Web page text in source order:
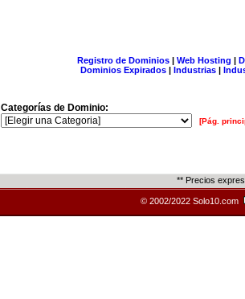
Registro de Dominios| Web Hosting |
Dominios Expirados | Industrias |
Categorías de Dominio:
[Pág.
** Precios
© 2002/2022 Solo10.com